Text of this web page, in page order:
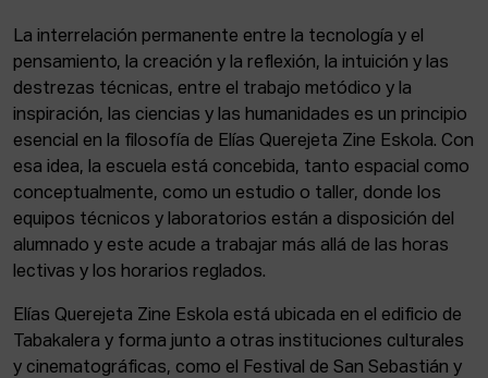
Facebook Equis Instagram
© Elías Querejeta Zine Eskola 2026
Tabakalera · Andre zigarrogileak plaza, 1
20012 Donostia / San Sebastián
T. 0034 943 545 005
E. info@zine-eskola.eus
La interrelación permanente entre la tecnología y el
pensamiento, la creación y la reflexión, la intuición y las
destrezas técnicas, entre el trabajo metódico y la
inspiración, las ciencias y las humanidades es un principio
esencial en la filosofía de Elías Querejeta Zine Eskola. Con
esa idea, la escuela está concebida, tanto espacial como
conceptualmente, como un estudio o taller, donde los
equipos técnicos y laboratorios están a disposición del
alumnado y este acude a trabajar más allá de las horas
lectivas y los horarios reglados.
Elías Querejeta Zine Eskola está ubicada en el edificio de
Tabakalera y forma junto a otras instituciones culturales
y cinematográficas, como el Festival de San Sebastián y